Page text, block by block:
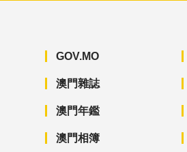
GOV.MO
澳門雜誌
澳門年鑑
澳門相簿